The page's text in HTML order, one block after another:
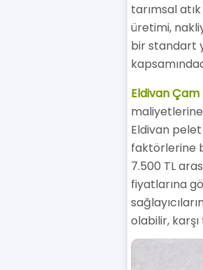
tarımsal
üretimi,
bir standart
Eldivan
Eldivan
faktörlerine
7.500 TL
fiyatlarına
olabilir,